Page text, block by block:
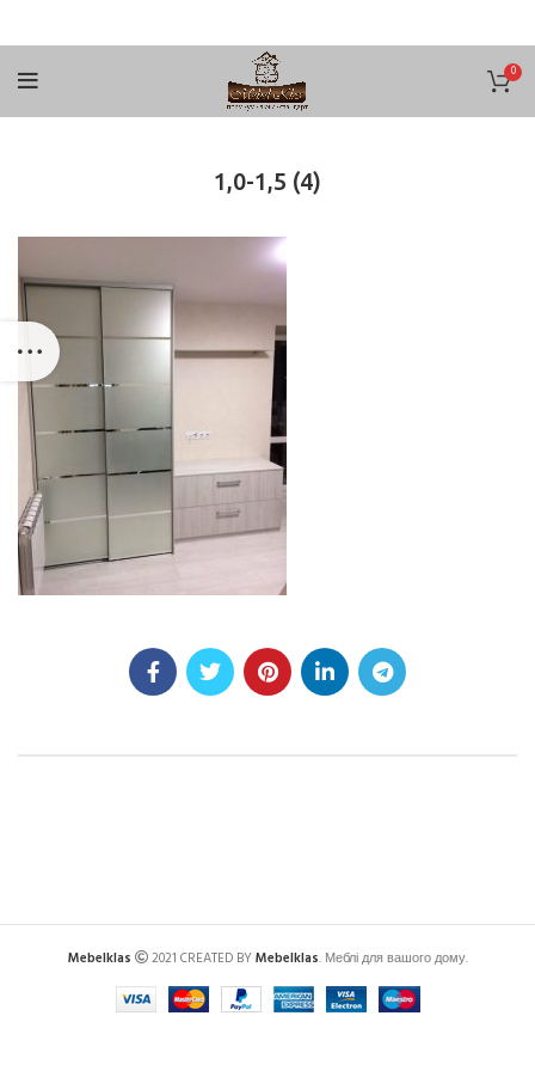
0
1,0-1,5 (4)
Mebelklas 2021 CREATED BYMebelklas. Меблі для вашого дому.